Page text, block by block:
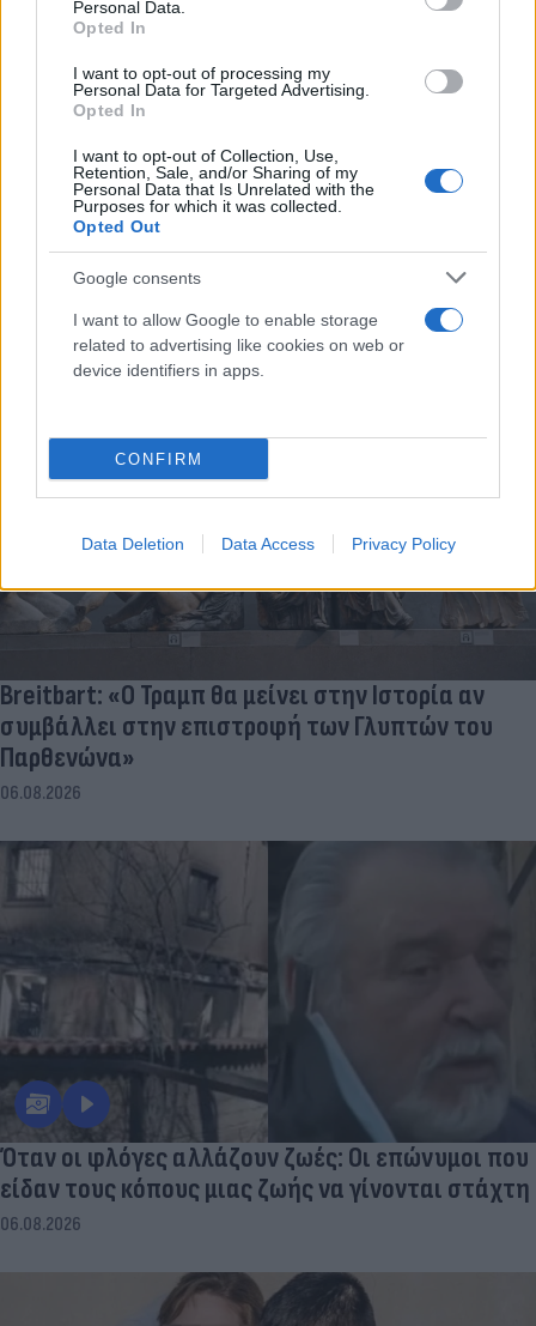
Personal Data.
Opted In
I want to opt-out of processing my
Personal Data for Targeted Advertising.
Opted In
I want to opt-out of Collection, Use,
Retention, Sale, and/or Sharing of my
Personal Data that Is Unrelated with the
Purposes for which it was collected.
Opted Out
Google consents
I want to allow Google to enable storage
related to advertising like cookies on web or
device identifiers in apps.
CONFIRM
Data Deletion Data Access Privacy Policy
Breitbart: «Ο Τραμπ θα μείνει στην Ιστορία αν
συμβάλλει στην επιστροφή των Γλυπτών του
Παρθενώνα»
06.08.2026
Όταν οι φλόγες αλλάζουν ζωές: Οι επώνυμοι που
είδαν τους κόπους μιας ζωής να γίνονται στάχτη
06.08.2026